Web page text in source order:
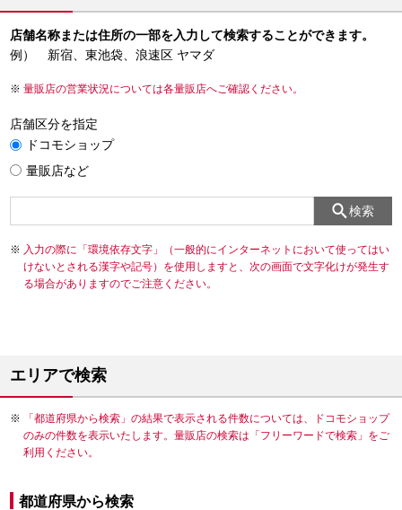
店舗名称または住所の一部を入力して検索することができます。
例） 新宿、東池袋、浪速区 ヤマダ
量販店の営業状況については各量販店へご確認ください。
店舗区分を指定
ドコモショップ
量販店など
検索
入力の際に「環境依存文字」（一般的にインターネットにおいて使ってはい
けないとされる漢字や記号）を使用しますと、次の画面で文字化けが発生す
る場合がありますのでご注意ください。
エリアで検索
「都道府県から検索」の結果で表示される件数については、ドコモショップ
のみの件数を表示いたします。量販店の検索は「フリーワードで検索」をご
利用ください。
都道府県から検索